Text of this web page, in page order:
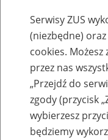
Szkolenia
Serwisy ZUS
(niezbędne)
cookies.
przez nas
„Przejdź do
zgody (przycisk
wybierzesz
będziemy